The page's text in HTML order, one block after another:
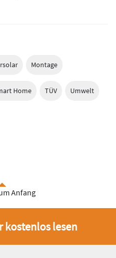
Montage
Home TÜV Umwelt
Anfang
kostenlos lesen